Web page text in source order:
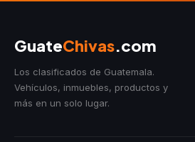
GuateChivas.com
Los clasificados de Guatemala.
Vehículos, inmuebles, productos y
más en un solo lugar.